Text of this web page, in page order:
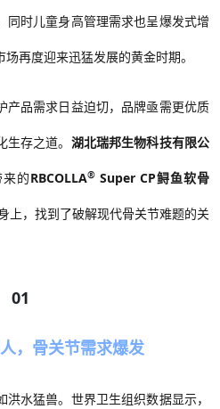
同时儿童身高管理需求也呈爆发式增
再度迎来迅猛发展的黄金时期。
产品需求日益迫切，品牌亟需更优质
存之道。 湖北瑞邦生物科技有限公
来的RBCOLLA®Super CP鲟鱼软骨
上，找到了破解现代骨关节难题的关
01
，骨关节需求爆发
水猛兽。世界卫生组织数据显示，